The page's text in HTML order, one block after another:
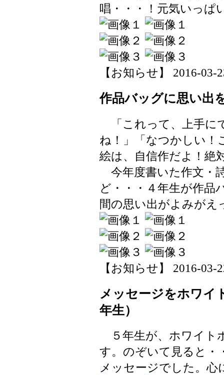
唱・・・！元気いっぱ
【お知らせ】 2016-03-
作品バッグに思い出
「これって、上手に
ね！」「なつかしい！
絵は、自信作だよ！絶
今年度書いた作文・
ど・・・４年生が作品
間の思い出がよみがえ
【お知らせ】 2016-03-
メッセージをホワイ
年生）
５年生が、ホワイト
す。のぞいて見ると・
メッセージでした。心